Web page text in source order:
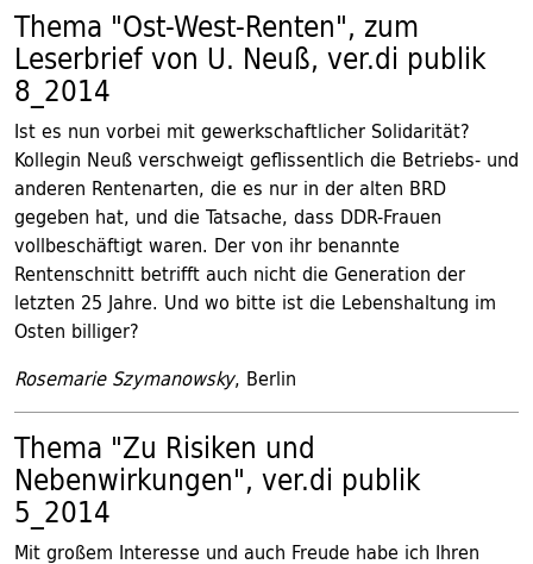
Thema "Ost-West-Renten", zum
Leserbrief von U. Neuß, ver.di publik
8_2014
Ist es nun vorbei mit gewerkschaftlicher Solidarität?
Kollegin Neuß verschweigt geflissentlich die Betriebs- und
anderen Rentenarten, die es nur in der alten BRD
gegeben hat, und die Tatsache, dass DDR-Frauen
vollbeschäftigt waren. Der von ihr benannte
Rentenschnitt betrifft auch nicht die Generation der
letzten 25 Jahre. Und wo bitte ist die Lebenshaltung im
Osten billiger?
Rosemarie Szymanowsky, Berlin
Thema "Zu Risiken und
Nebenwirkungen", ver.di publik
5_2014
Mit großem Interesse und auch Freude habe ich Ihren